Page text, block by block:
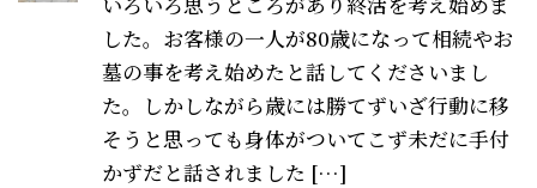
した。お客様の一人が80歳になって相続やお
墓の事を考え始めたと話してくださいまし
た。しかしながら歳には勝てずいざ行動に移
そうと思っても身体がついてこず未だに手付
かずだと話されました […]